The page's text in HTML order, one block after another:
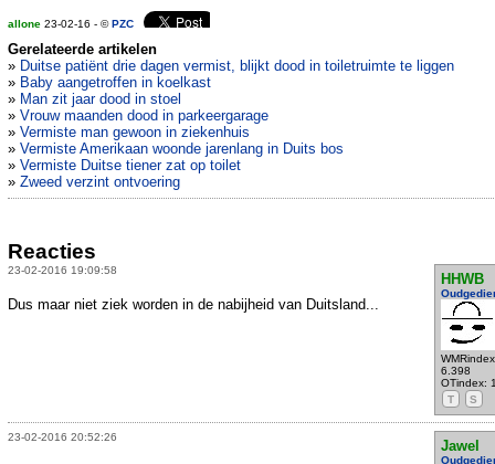
allone 23-02-16 - ©PZC
Gerelateerde artikelen
» Duitse patiënt drie dagen vermist, blijkt dood in toiletruimte te liggen
» Baby aangetroffen in koelkast
» Man zit jaar dood in stoel
» Vrouw maanden dood in parkeergarage
» Vermiste man gewoon in ziekenhuis
» Vermiste Amerikaan woonde jarenlang in Duits bos
» Vermiste Duitse tiener zat op toilet
» Zweed verzint ontvoering
Reacties
23-02-2016 19:09:58
HHWB
6.398
OTindex:
T
S
Dus maar niet ziek worden in de nabijheid van Duitsland...
23-02-2016 20:52:26
Jawel